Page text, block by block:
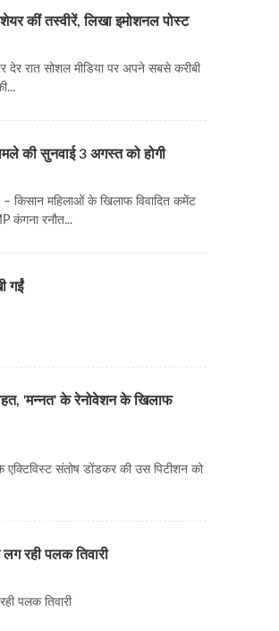
कीं तस्वीरें, लिखा इमोशनल पोस्ट
रात सोशल मीडिया पर अपने सबसे करीबी
की सुनवाई 3 अगस्त को होगी
– किसान महिलाओं के खिलाफ विवादित कमेंट
कंगना रनौत...
गईं
'मन्नत' के रेनोवेशन के खिलाफ
संतोष डोंडकर की उस पिटीशन को
रही पलक तिवारी
पलक तिवारी